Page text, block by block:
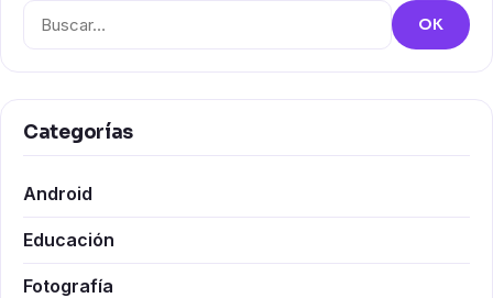
Buscar:
OK
Categorías
Android
Educación
Fotografía